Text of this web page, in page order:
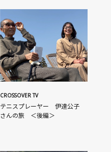
CROSSOVER TV
テニスプレーヤー 伊達公子
さんの旅 ＜後編＞